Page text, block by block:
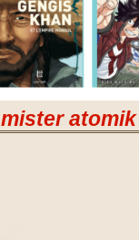
mister atomik